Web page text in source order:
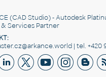
(CAD Studio) - Autodesk
Services Partner
| tel. +420